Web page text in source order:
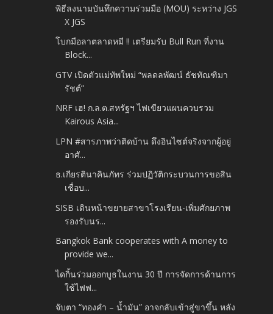
พิธีลงนามบันทึกความร่วมมือ (MOU) ระหว่าง JGS
X JGS
โบกมือลาตลาดหมี !! เตรียมรับ Bull Run ที่งาน
Block...
GTV เปิดตัวแม่ทัพใหม่ “พลดลพัฒน์ ธัชทัณฑิมา
รัชต์”
NRF เฮ! ก.ล.ต.สหรัฐฯ ไฟเขียวแผนควบรวม
Kairous Asia...
LPN #สารภาพว่าติดบ้าน ดึงอินไซต์จริงจากผู้อยู่
อาศั...
ธ.เกียรตินาคินภัทร ร่วมปฏิวัติกระบวนการขอสิน
เชื่อบ...
SISB เดินหน้าขยายสาขาโรงเรียน-เพิ่มศักยภาพ
รองรับนร...
Bangkok Bank cooperates with A money to
provide we...
ไดกิ้นร่วมออกบูธในงาน 30 ปี การจัดการด้านการ
ใช้ไฟฟ...
จับตา “ทองคำ – น้ำมัน” อาจกลับเข้าสู่ขาขึ้น หลัง